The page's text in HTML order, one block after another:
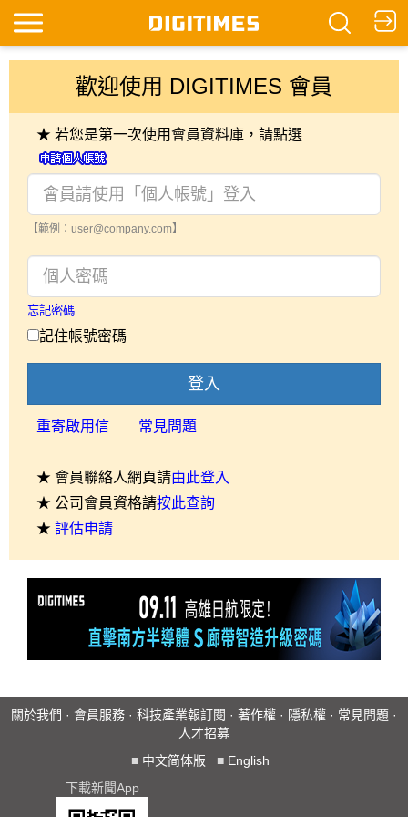
歡迎使用 DIGITIMES 會員
★ 若您是第一次使用會員資料庫，請點選
【範例：user@company.com】
忘記密碼
記住帳號密碼
登入
重寄啟用信 常見問題
★ 會員聯絡人網頁請由此登入
★ 公司會員資格請按此查詢
★ 評估申請
關於我們 · 會員服務 · 科技產業報訂閱 · 著作權 · 隱私權 · 常見問題 ·
人才招募
■ 中文简体版 ■ English
下載新聞App